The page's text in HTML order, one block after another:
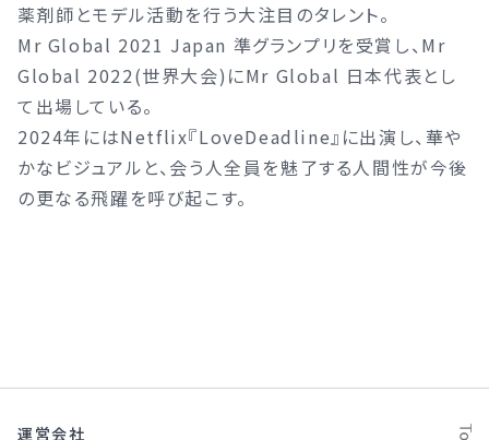
薬剤師とモデル活動を行う大注目のタレント。
Mr Global 2021 Japan 準グランプリを受賞し、Mr
Global 2022(世界大会)にMr Global 日本代表とし
て出場している。
2024年にはNetflix『LoveDeadline』に出演し、華や
かなビジュアルと、会う人全員を魅了する人間性が今後
の更なる飛躍を呼び起こす。
運営会社